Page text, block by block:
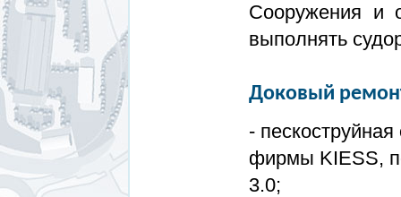
Сооружения и
выполнять
Доковый
-
фирмы KIESS,
3.0;